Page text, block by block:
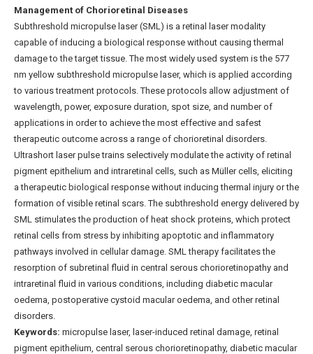
Management of Chorioretinal Diseases
Subthreshold micropulse laser (SML) is a retinal laser modality
capable of inducing a biological response without causing thermal
damage to the target tissue. The most widely used system is the 577
nm yellow subthreshold micropulse laser, which is applied according
to various treatment protocols. These protocols allow adjustment of
wavelength, power, exposure duration, spot size, and number of
applications in order to achieve the most effective and safest
therapeutic outcome across a range of chorioretinal disorders.
Ultrashort laser pulse trains selectively modulate the activity of retinal
pigment epithelium and intraretinal cells, such as Müller cells, eliciting
a therapeutic biological response without inducing thermal injury or the
formation of visible retinal scars. The subthreshold energy delivered by
SML stimulates the production of heat shock proteins, which protect
retinal cells from stress by inhibiting apoptotic and inflammatory
pathways involved in cellular damage. SML therapy facilitates the
resorption of subretinal fluid in central serous chorioretinopathy and
intraretinal fluid in various conditions, including diabetic macular
oedema, postoperative cystoid macular oedema, and other retinal
disorders.
Keywords: micropulse laser, laser-induced retinal damage, retinal
pigment epithelium, central serous chorioretinopathy, diabetic macular